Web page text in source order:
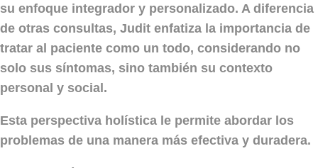
su enfoque integrador y personalizado. A diferencia
de otras consultas, Judit enfatiza la importancia de
tratar al paciente como un todo, considerando no
solo sus síntomas, sino también su contexto
personal y social.
Esta perspectiva holística le permite abordar los
problemas de una manera más efectiva y duradera.